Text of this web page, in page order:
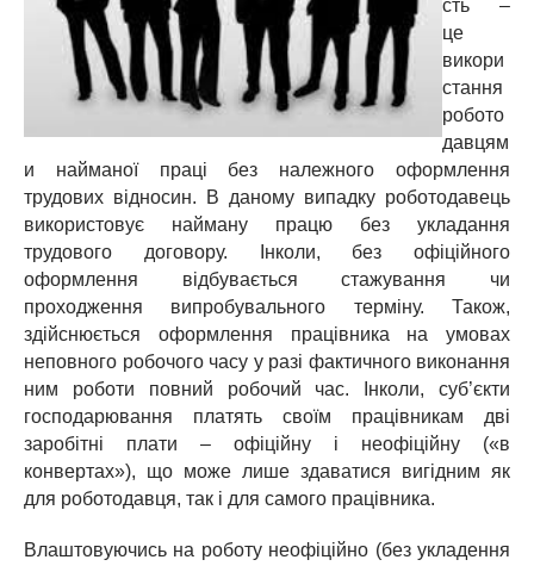
сть –
це
викори
стання
робото
давцям
и найманої праці без належного оформлення
трудових відносин. В даному випадку роботодавець
використовує найману працю без укладання
трудового договору. Інколи, без офіційного
оформлення відбувається стажування чи
проходження випробувального терміну. Також,
здійснюється оформлення працівника на умовах
неповного робочого часу у разі фактичного виконання
ним роботи повний робочий час. Інколи, суб’єкти
господарювання платять своїм працівникам дві
заробітні плати – офіційну і неофіційну («в
конвертах»), що може лише здаватися вигідним як
для роботодавця, так і для самого працівника.
Влаштовуючись на роботу неофіційно (без укладення